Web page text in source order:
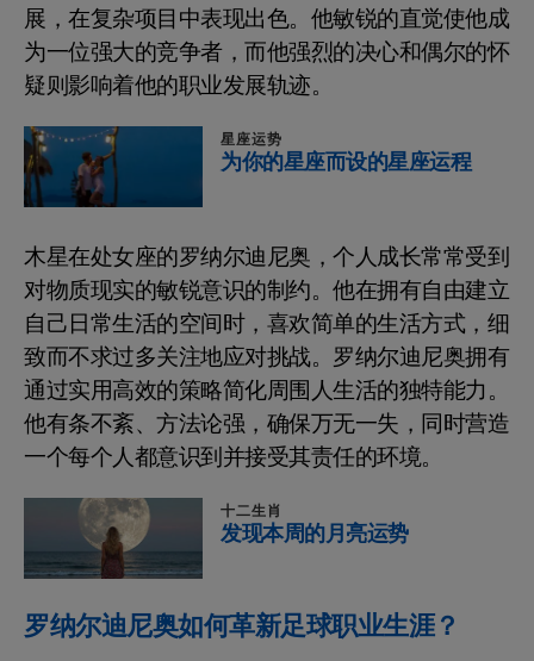
展，在复杂项目中表现出色。他敏锐的直觉使他成
为一位强大的竞争者，而他强烈的决心和偶尔的怀
疑则影响着他的职业发展轨迹。
星座运势
为你的星座而设的星座运程
木星在处女座的罗纳尔迪尼奥，个人成长常常受到
对物质现实的敏锐意识的制约。他在拥有自由建立
自己日常生活的空间时，喜欢简单的生活方式，细
致而不求过多关注地应对挑战。罗纳尔迪尼奥拥有
通过实用高效的策略简化周围人生活的独特能力。
他有条不紊、方法论强，确保万无一失，同时营造
一个每个人都意识到并接受其责任的环境。
十二生肖
发现本周的月亮运势
罗纳尔迪尼奥如何革新足球职业生涯？